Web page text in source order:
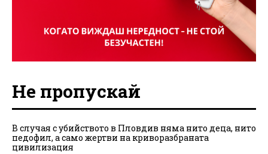
Не пропускай
В случая с убийството в Пловдив няма нито деца, нито
педофил, а само жертви на криворазбраната
цивилизация